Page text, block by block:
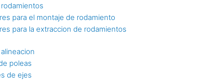
para el montaje de rodamiento
para la extraccion de rodamientos
poleas
de ejes